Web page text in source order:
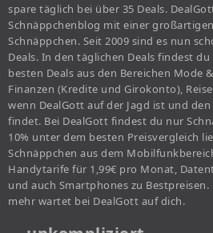
spare täglich bei über 35 Deals.
Schnäppchenblog mit einer
Schnäppchen. Seit 2009 sind es nun
Deals. In den täglichen Deals findest
besten Deals aus den Bereichen Mode
Finanzen (Kredite und Girokonto),
wenn DealGott auf der Jagd ist und
findet. Bei DealGott findest du nur
10% unter dem besten Preisvergleich
Schnäppchen aus dem
Handytarife für 1,99€ pro Monat,
und auch Smartphones zu
mehr wartet bei DealGott auf dich.